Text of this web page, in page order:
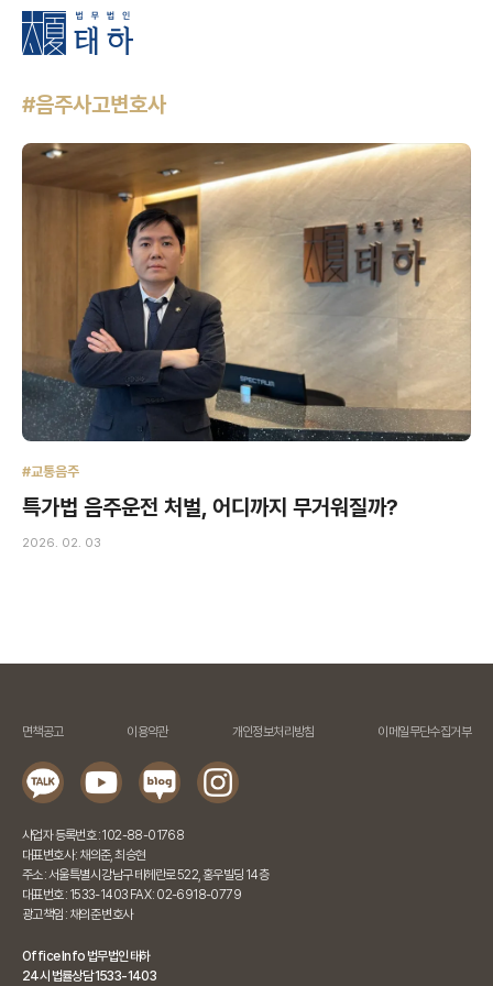
#음주사고변호사
#교통음주
특가법 음주운전 처벌, 어디까지 무거워질까?
2026. 02. 03
면책공고 이용약관 개인정보처리방침 이메일무단수집거부
사업자 등록번호 : 102-88-01768
대표변호사 : 채의준, 최승현
주소 : 서울특별시 강남구 테헤란로 522, 홍우빌딩 14층
대표번호 : 1533-1403 FAX : 02-6918-0779
광고책임 : 채의준 변호사
Office Info 법무법인 태하
24시 법률상담 1533-1403